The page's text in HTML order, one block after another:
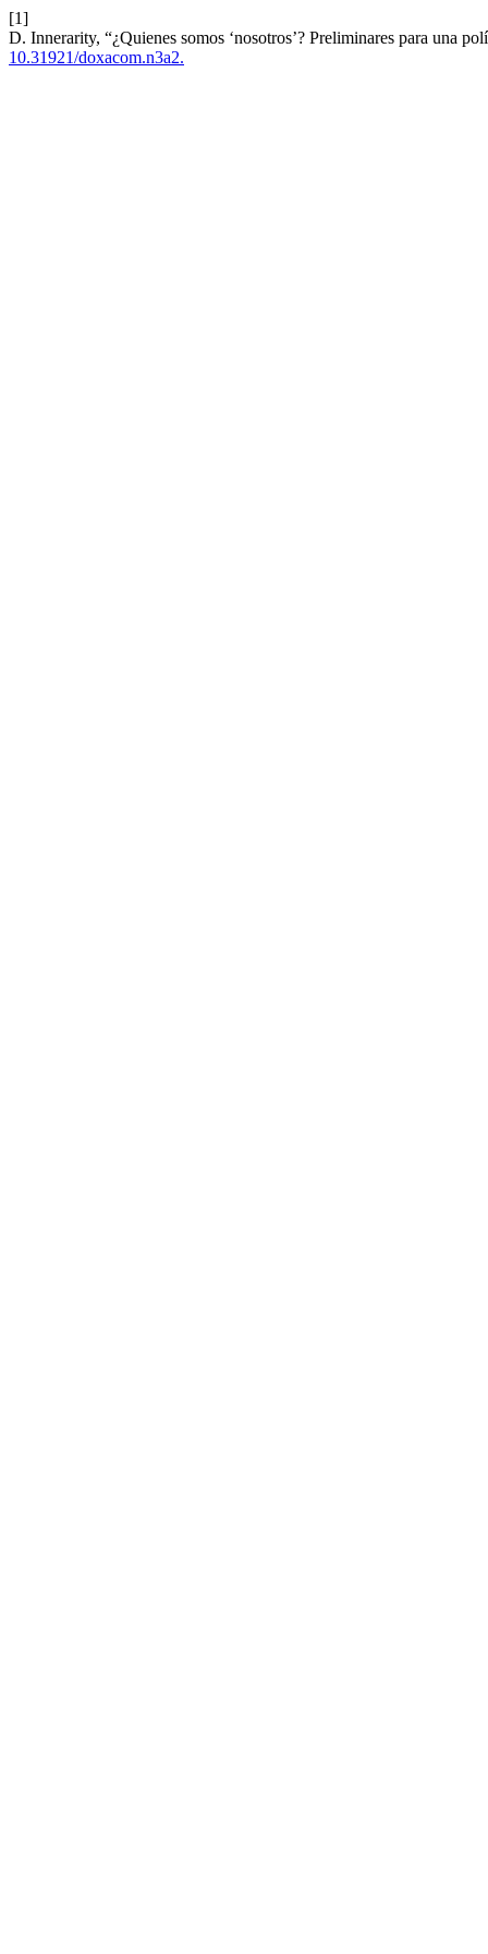
[1]
D. Innerarity, “¿Quienes somos ‘nosotros’? Preliminares para una
10.31921/doxacom.n3a2.